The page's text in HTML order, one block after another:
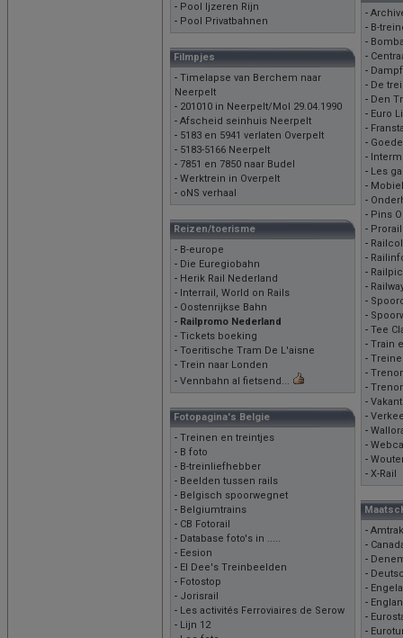
- Pool Ijzeren Rijn
- Pool Privatbahnen
Filmpjes
- Timelapse van Berchem naar
Neerpelt
- 201010 in Neerpelt/Mol 29.04.1990
- Afscheid seinhuis Neerpelt
- 5183 en 5941 verlaten Overpelt
- 5183-5166 Neerpelt
- 7851 en 7850 naar Budel
- Werktrein in Overpelt
- oNS verhaal
Reizen/toerisme
- B-europe
- Die Euregiobahn
- Herik Rail Nederland
- Interrail, World on Rails
- Oostenrijkse Bahn
- Railpromo Nederland
- Tickets boeking
- Toeritische Tram De L'aisne
- Trein naar Londen
- Vennbahn al fietsend...
Fotopagina's Belgie
- Treinen en treintjes
- B foto
- B-treinliefhebber
- Beelden tussen rails
- Belgisch spoorwegnet
- Belgiumtrains
- CB Fotorail
- Database foto's in .....
- Eesion
- El Dee's Treinbeelden
- Fotostop
- Jorisrail
- Les activités Ferroviaires de Serow
- Lijn 12
-
- B-
-
-
-
- De
- Den
- Euro
-
-
-
- Les
-
-
- Pins
-
-
-
-
-
-
-
- Tee
- Train
-
-
-
-
-
-
-
-
- X-Rail
- Amtrak
-
-
-
-
-
-
-